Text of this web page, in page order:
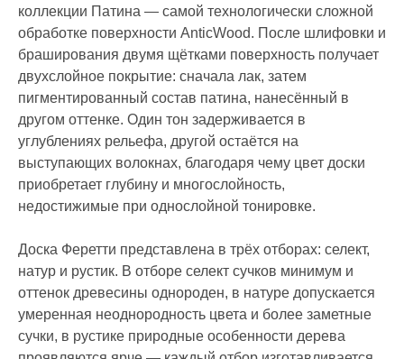
коллекции Патина — самой технологически сложной
обработке поверхности AnticWood. После шлифовки и
браширования двумя щётками поверхность получает
двухслойное покрытие: сначала лак, затем
пигментированный состав патина, нанесённый в
другом оттенке. Один тон задерживается в
углублениях рельефа, другой остаётся на
выступающих волокнах, благодаря чему цвет доски
приобретает глубину и многослойность,
недостижимые при однослойной тонировке.
Доска Феретти представлена в трёх отборах: селект,
натур и рустик. В отборе селект сучков минимум и
оттенок древесины однороден, в натуре допускается
умеренная неоднородность цвета и более заметные
сучки, в рустике природные особенности дерева